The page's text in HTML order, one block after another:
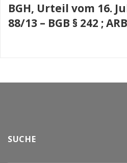
2014
BGH, Urteil vom 16.
88/13 – BGB § 242 ;
SUCHE